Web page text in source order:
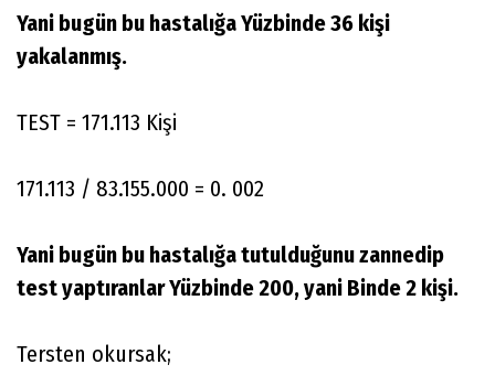
Yani bugün bu hastalığa Yüzbinde 36 kişi
yakalanmış.
TEST = 171.113 Kişi
171.113 / 83.155.000 = 0. 002
Yani bugün bu hastalığa tutulduğunu zannedip
test yaptıranlar Yüzbinde 200, yani Binde 2 kişi.
Tersten okursak;